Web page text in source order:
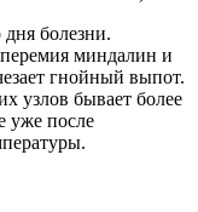
болезни.
миндалин и
гнойный выпот.
узлов бывает более
уже после